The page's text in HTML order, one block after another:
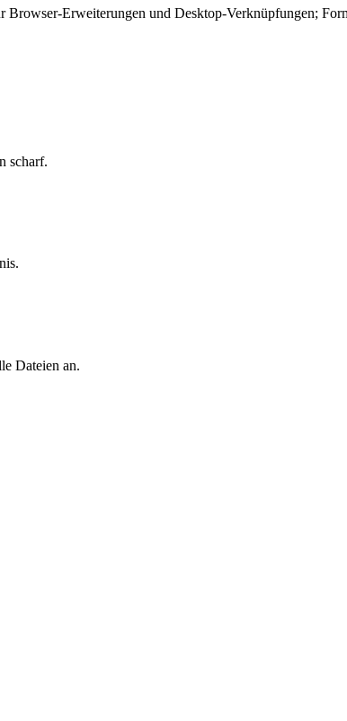
Erweiterungen und Desktop-Verknüpfungen;
scharf.
Dateien an.